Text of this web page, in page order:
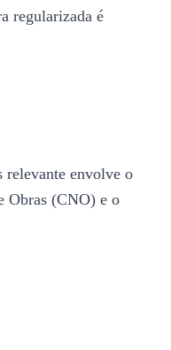
regularizada é
relevante envolve o
Obras (CNO) e o